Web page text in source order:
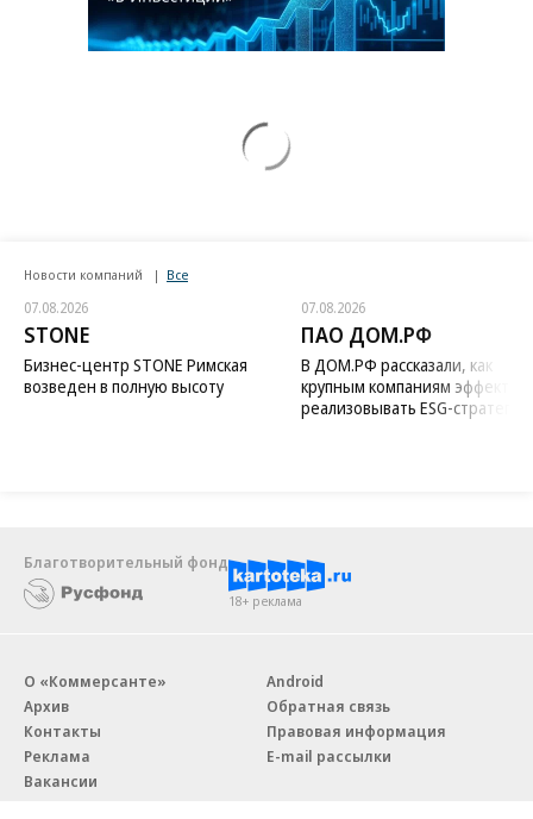
Новости компаний Все
07.08.2026
STONE
Бизнес-центр STONE Римская
возведен в полную высоту
07.08.2026
ПАО ДОМ.РФ
В ДОМ.РФ рассказали, как
крупным компаниям
реализовывать ESG-стратегию
Благотворительный фонд
18+ реклама
О «Коммерсанте»
Архив
Контакты
Реклама
Вакансии
Android
Обратная связь
Правовая информация
E-mail рассылки